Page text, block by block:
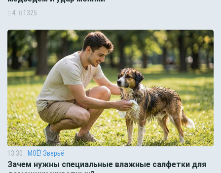
4 1325
13:30 МОЁ! Зверьё
Зачем нужны специальные влажные салфетки для